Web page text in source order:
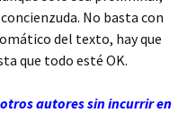
No basta con
del texto, hay que
que todo esté OK.
autores sin incurrir en